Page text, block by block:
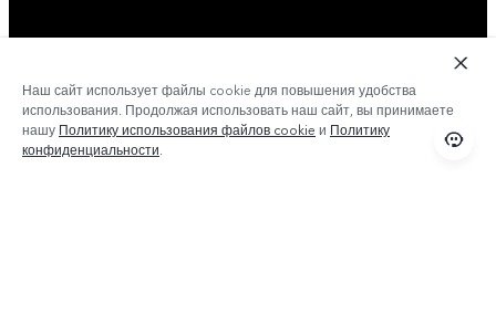
Наш сайт использует файлы cookie для повышения удобства
использования. Продолжая использовать наш сайт, вы принимаете
нашу Политику использования файлов cookie и Политику
конфиденциальности.